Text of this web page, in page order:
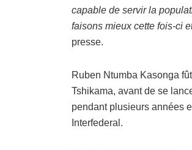
capable de servir la
faisons mieux cette fois-ci
presse.
Ruben Ntumba Kasonga
Tshikama, avant de se
pendant plusieurs années
Interfederal.